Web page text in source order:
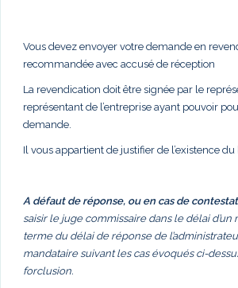
Vous devez envoyer votre demande en
recommandée avec accusé de réception
La revendication doit être signée par le
représentant de l’entreprise ayant pouvoir
demande.
Il vous appartient de justifier de l’existence
A défaut de réponse, ou en cas de
saisir le juge commissaire dans le délai d’un
terme du délai de réponse de
mandataire suivant les cas évoqués ci-
forclusion.